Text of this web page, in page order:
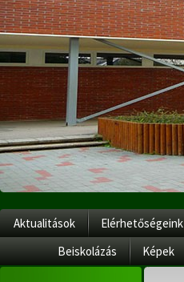
Aktualitások Elérhetőségeink
Beiskolázás
Képek